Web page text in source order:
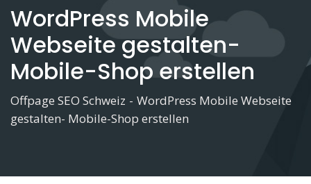
WordPress Mobile
Webseite gestalten-
Mobile-Shop erstellen
Offpage SEO Schweiz - WordPress Mobile Webseite
gestalten- Mobile-Shop erstellen